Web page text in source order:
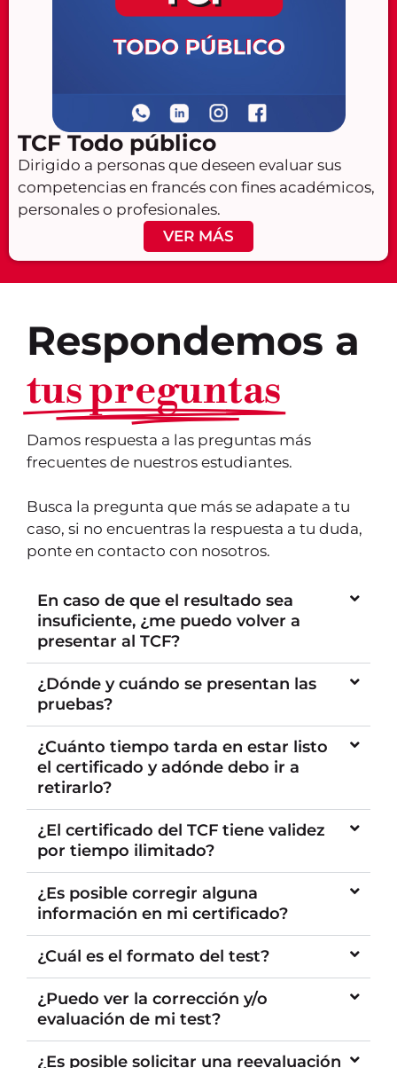
TCF Todo público
Dirigido a personas que deseen evaluar sus
competencias en francés con fines académicos,
personales o profesionales.
VER MÁS
Respondemos a
tus preguntas
Damos respuesta a las preguntas más
frecuentes de nuestros estudiantes.
Busca la pregunta que más se adapate a tu
caso, si no encuentras la respuesta a tu duda,
ponte en contacto con nosotros.
En caso de que el resultado sea
insuficiente, ¿me puedo volver a
presentar al TCF?
¿Dónde y cuándo se presentan las
pruebas?
¿Cuánto tiempo tarda en estar listo
el certificado y adónde debo ir a
retirarlo?
¿El certificado del TCF tiene validez
por tiempo ilimitado?
¿Es posible corregir alguna
información en mi certificado?
¿Cuál es el formato del test?
¿Puedo ver la corrección y/o
evaluación de mi test?
¿Es posible solicitar una reevaluación